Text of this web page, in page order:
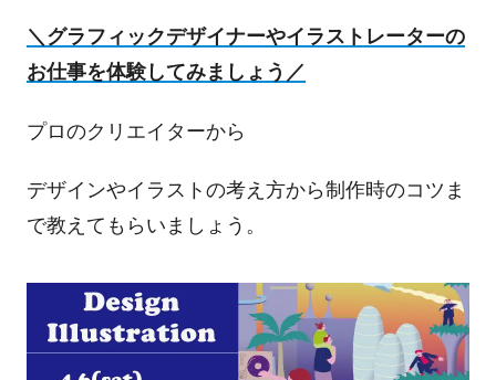
＼グラフィックデザイナーやイラストレーターの
お仕事を体験してみましょう／
プロのクリエイターから
デザインやイラストの考え方から制作時のコツま
で教えてもらいましょう。